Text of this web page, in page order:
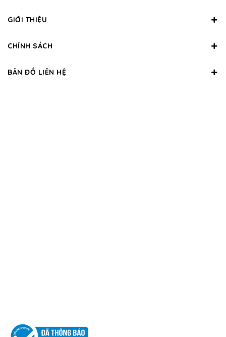
GIỚI THIỆU
CHÍNH SÁCH
BẢN ĐỒ LIÊN HỆ